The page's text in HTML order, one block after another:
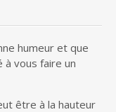
humeur et que
à vous faire un
être à la hauteur